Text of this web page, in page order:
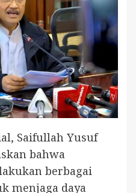
Saifullah Yusuf
bahwa
berbagai
menjaga daya